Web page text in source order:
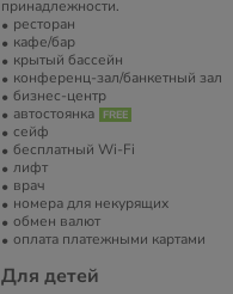
принадлежности.
ресторан
кафе/бар
крытый бассейн
конференц-зал/банкетный зал
бизнес-центр
автостоянка
сейф
бесплатный Wi-Fi
лифт
врач
номера для некурящих
обмен валют
оплата платежными картами
Для детей